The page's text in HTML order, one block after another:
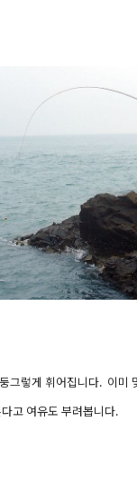
그렇게 휘어집니다. 이미
고 여유도 부려봅니다.